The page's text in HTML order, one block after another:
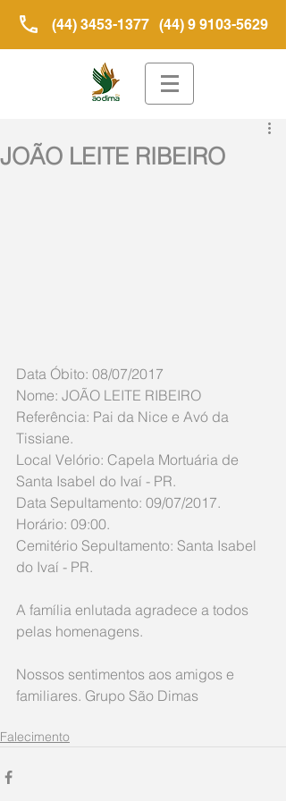
(44) 3453-1377 (44) 9 9103-5629
JOÃO LEITE RIBEIRO
Data Óbito: 08/07/2017
Nome: JOÃO LEITE RIBEIRO
Referência: Pai da Nice e Avó da
Tissiane.
Local Velório: Capela Mortuária de
Santa Isabel do Ivaí - PR.
Data Sepultamento: 09/07/2017.
Horário: 09:00.
Cemitério Sepultamento: Santa Isabel
do Ivaí - PR.
A família enlutada agradece a todos
pelas homenagens.
Nossos sentimentos aos amigos e
familiares. Grupo São Dimas
Falecimento